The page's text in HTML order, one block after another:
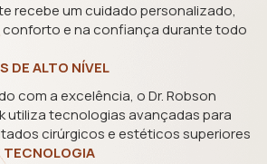
recebe um cuidado personalizado,
e na confiança durante todo
DE ALTO NÍVEL
com a excelência, o Dr. Robson
utiliza tecnologias avançadas para
cirúrgicos e estéticos superiores
TECNOLOGIA